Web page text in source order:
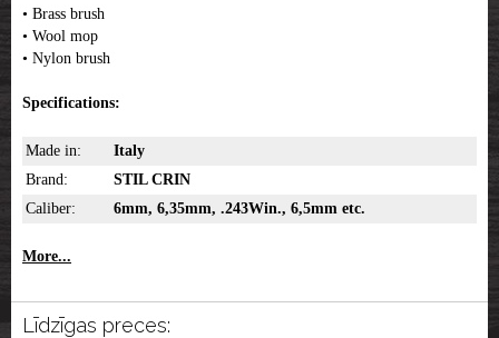
• Brass brush
• Wool mop
• Nylon brush
Specifications:
Made in:
Italy
Brand:
STIL CRIN
Caliber:
6mm, 6,35mm, .243Win., 6,5mm etc.
More...
Līdzīgas preces: